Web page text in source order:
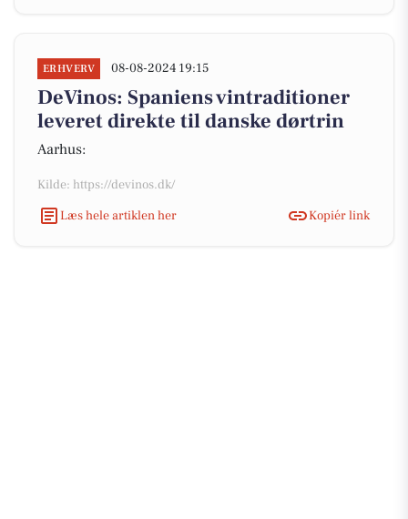
ERHVERV 08-08-2024 19:15
DeVinos: Spaniens vintraditioner
leveret direkte til danske dørtrin
Aarhus:
Kilde: https://devinos.dk/
Læs hele artiklen her
Kopiér link